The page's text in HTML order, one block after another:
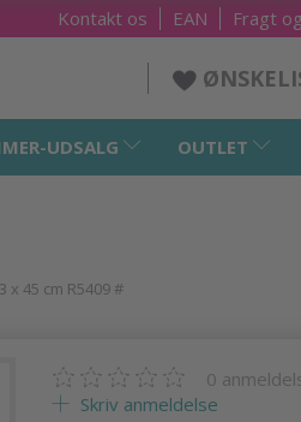
Fragt
EAN
Kontakt os
UDSALG OUTLET
45 cm R5409 #
0
Skriv anmeldelse